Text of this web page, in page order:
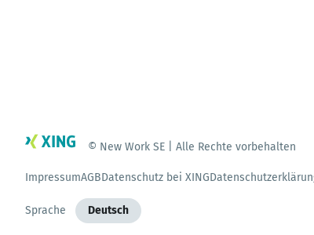
© New Work SE | Alle Rechte vorbehalten
ImpressumAGBDatenschutz bei XING
Sprache Deutsch